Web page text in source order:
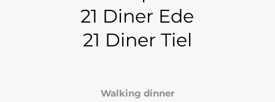
21 Diner Ede
21 Diner Tiel
Walking dinner